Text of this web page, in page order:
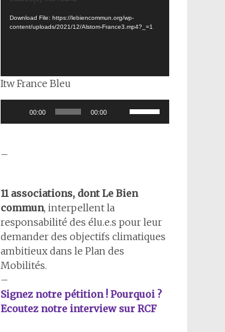
vidéo
Download File: https://lebiencommun.org/wp-
content/uploads/2021/12/Alstom-France3.mp4?_=1
Itw France Bleu
audio
00:00 00:00
ou
le
volume.
–
11 associations, dont Le Bien
commun, interpellent la
responsabilité des élu.e.s pour leur
demander des objectifs climatiques
ambitieux dans le Plan des
Mobilités.
–
Signez notre pétition ! Pourquoi ?
Ecoutez notre interview sur RCF